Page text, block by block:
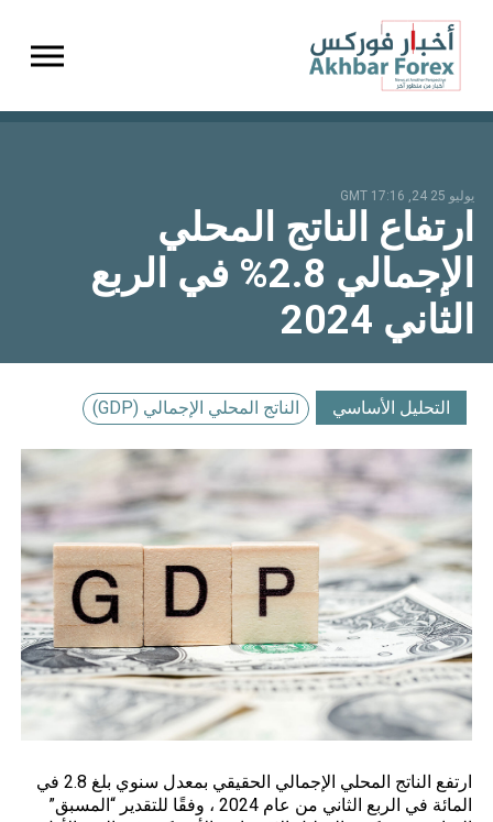
يوليو 25 24, 17:16 GMT
ارتفاع الناتج المحلي
الإجمالي 2.8% في الربع
الثاني 2024
التحليل الأساسي الناتج المحلي الإجمالي (GDP)
ارتفع الناتج المحلي الإجمالي
الحقيقي بمعدل سنوي بلغ 2.8 في
المائة في الربع الثاني من عام 2024 ، وفقًا للتقدير “المسبق”